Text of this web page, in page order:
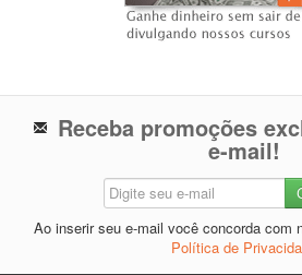
Receba promoções
e-mail!
Ao inserir seu e-mail você concorda com
Política de